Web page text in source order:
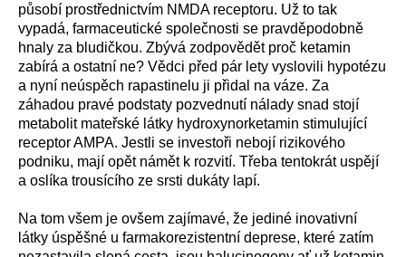
působí prostřednictvím NMDA receptoru. Už to tak
vypadá, farmaceutické společnosti se pravděpodobně
hnaly za bludičkou. Zbývá zodpovědět proč ketamin
zabírá a ostatní ne? Vědci před pár lety vyslovili hypotézu
a nyní neúspěch rapastinelu ji přidal na váze. Za
záhadou pravé podstaty pozvednutí nálady snad stojí
metabolit mateřské látky hydroxynorketamin stimulující
receptor AMPA. Jestli se investoři nebojí rizikového
podniku, mají opět námět k rozvití. Třeba tentokrát uspějí
a oslíka trousícího ze srsti dukáty lapí.
Na tom všem je ovšem zajímavé, že jediné inovativní
látky úspěšné u farmakorezistentní deprese, které zatím